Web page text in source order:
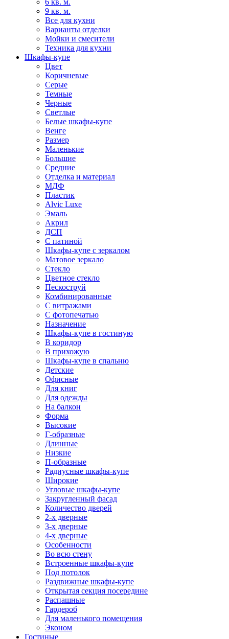
6 кв. м.
9 кв. м.
Все для кухни
Варианты отделки
Мойки и смесители
Техника для кухни
Шкафы-купе
Цвет
Коричневые
Серые
Темные
Черные
Светлые
Белые шкафы-купе
Венге
Размер
Маленькие
Большие
Средние
Отделка и материал
МДФ
Пластик
Alvic Luxe
Эмаль
Акрил
ДСП
С патиной
Шкафы-купе с зеркалом
Матовое зеркало
Стекло
Цветное стекло
Пескоструй
Комбинированные
С витражами
С фотопечатью
Назначение
Шкафы-купе в гостиную
В коридор
В прихожую
Шкафы-купе в спальню
Детские
Офисные
Для книг
Для одежды
На балкон
Форма
Высокие
Г-образные
Длинные
Низкие
П-образные
Радиусные шкафы-купе
Широкие
Угловые шкафы-купе
Закругленный фасад
Количество дверей
2-х дверные
3-х дверные
4-х дверные
Особенности
Во всю стену
Встроенные шкафы-купе
Под потолок
Раздвижные шкафы-купе
Открытая секция посередине
Распашные
Гардероб
Для маленького помещения
Эконом
Гостиные